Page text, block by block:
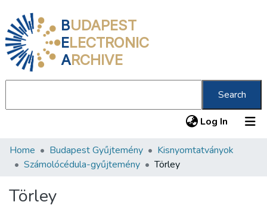
BUDAPEST
ELECTRONIC
ARCHIVE
Search
Log In (current)
Communities & Collections
Statistics
Home Budapest Gyűjtemény
Kisnyomtatványok
Számolócédula-gyűjtemény
Törley
Törley